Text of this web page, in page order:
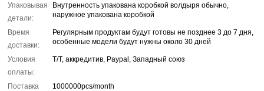
Упаковывая
детали:
Внутренность упакована коробкой волдыря обычно,
наружное упакована коробкой
Время
доставки:
Регулярным продуктам будут готовы не позднее 3 до 7 дня,
особенные модели будут нужны около 30 дней
Условия
оплаты:
T/T, аккредитив, Paypal, Западный союз
Поставка
1000000pcs/month